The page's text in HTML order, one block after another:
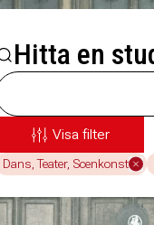
Hitta en
Visa filter
Dans, Teater, Scenkonst